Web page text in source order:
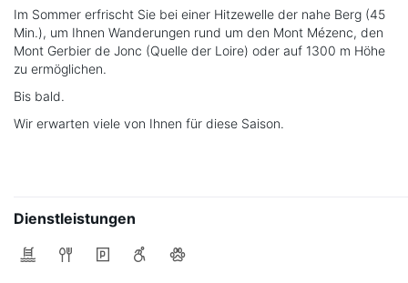
Im Sommer erfrischt Sie bei einer Hitzewelle der nahe Berg (45
Min.), um Ihnen Wanderungen rund um den Mont Mézenc, den
Mont Gerbier de Jonc (Quelle der Loire) oder auf 1300 m Höhe
zu ermöglichen.
Bis bald.
Wir erwarten viele von Ihnen für diese Saison.
Dienstleistungen